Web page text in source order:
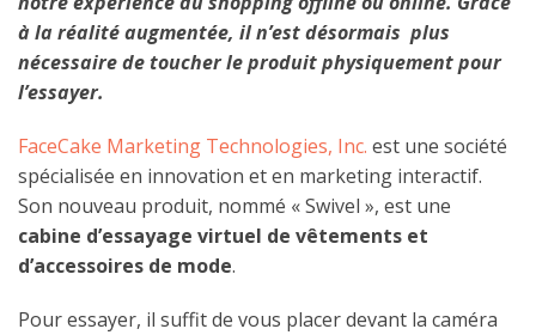
à la réalité augmentée, il n’est désormais plus
nécessaire de toucher le produit physiquement pour
l’essayer.
FaceCake Marketing Technologies, Inc. est une société
spécialisée en innovation et en marketing interactif.
Son nouveau produit, nommé « Swivel », est une
cabine d’essayage virtuel de vêtements et
d’accessoires de mode.
Pour essayer, il suffit de vous placer devant la caméra